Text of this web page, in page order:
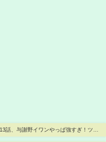
話、与謝野イワンやっぱ強すぎ！ツガ
やろ」と反響(ABEMA TIMES)